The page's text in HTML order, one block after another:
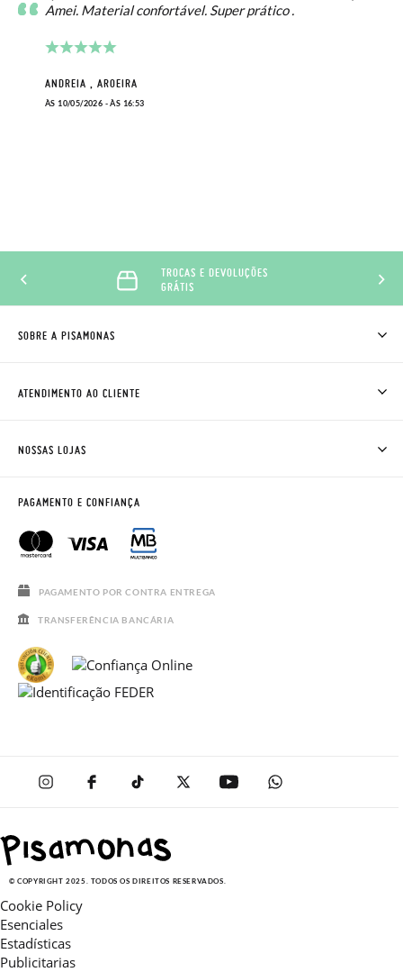
Amei. Material confortável. Super prático .
ANDREIA , AROEIRA
ÀS 10/05/2026 - ÀS 16:53
TROCAS E DEVOLUÇÕES
GRÁTIS
SOBRE A PISAMONAS
AVISO LEGAL, PRIVACIDADE E COOKIES
REBAJAS
ATENDIMENTO AO CLIENTE
HORÁRIO
PERGUNTAS FREQUENTES
NOSSAS LOJAS
PAGAMENTO E CONFIANÇA
PAGAMENTO POR CONTRA ENTREGA
TRANSFERÊNCIA BANCÁRIA
© COPYRIGHT 2025. TODOS OS DIREITOS RESERVADOS.
Cookie Policy
Esenciales
Estadísticas
Publicitarias